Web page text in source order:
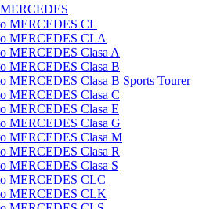
MERCEDES CL
MERCEDES CLA
MERCEDES Clasa A
MERCEDES Clasa B
MERCEDES Clasa B Sports Tourer
MERCEDES Clasa C
MERCEDES Clasa E
MERCEDES Clasa G
MERCEDES Clasa M
MERCEDES Clasa R
MERCEDES Clasa S
MERCEDES CLC
MERCEDES CLK